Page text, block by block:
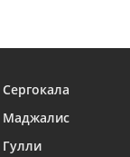
Сергокала
Маджалис
Гулли